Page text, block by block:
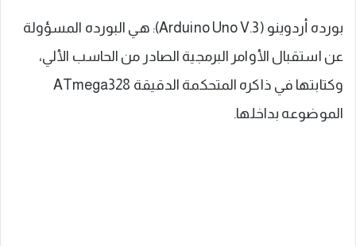
بورده أردوينو (Arduino Uno V.3): هي البورده المسؤولة
عن استقبال الأوامر البرمجية الصادر من الحاسب الألي،
وكتابتها في ذاكره المتحكمة الدقيقة ATmega328
الموضوعه بداخلها.